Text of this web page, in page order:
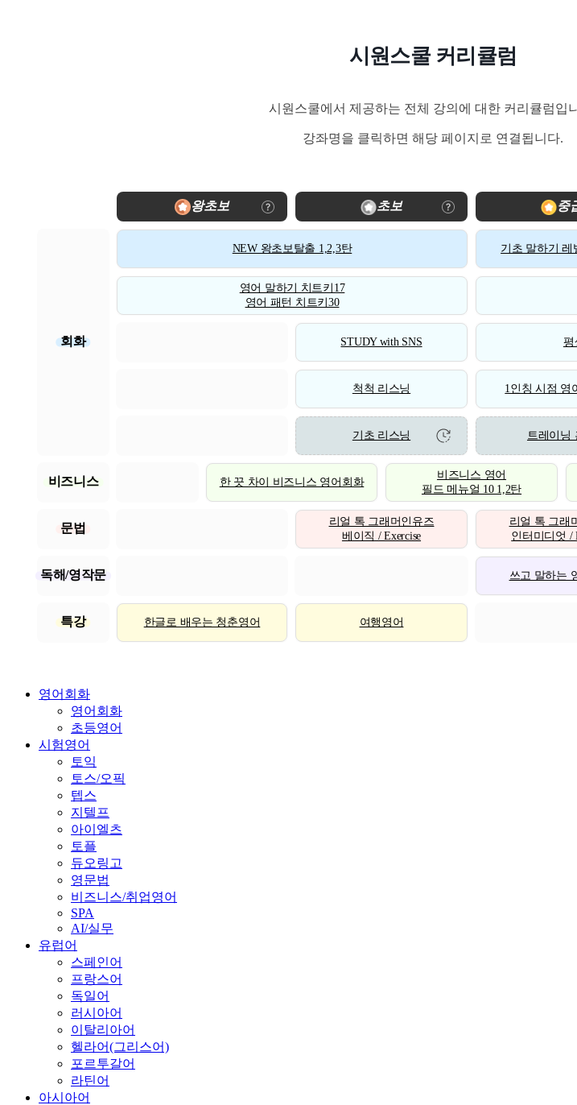
시원스쿨 커리큘럼
시원스쿨에서 제공하는 전체 강의에 대한 커리큘럼입
강좌명을 클릭하면 해당 페이지로 연결됩니다.
왕초보 초보 중
회화
NEW 왕초보탈출 1,2,3탄 기초 말하기 레
영어 말하기 치트키17
영어 패턴 치트키30
STUDY with SNS 평
척척 리스닝 1인칭 시점 영
기초 리스닝 트레이닝
비즈니스 한 끗 차이 비즈니스 영어회화
비즈니스 영어
필드 메뉴얼 10 1,2탄
문법
리얼 톡 그래머인유즈
베이직 / Exercise
리얼 톡 그래
인터미디엇 /
독해/영작문 쓰고 말하는
특강 한글로 배우는 청춘영어 여행영어
영어회화
영어회화
초등영어
시험영어
토익
토스/오픽
텝스
지텔프
아이엘츠
토플
듀오링고
영문법
비즈니스/취업영어
SPA
AI/실무
유럽어
스페인어
프랑스어
독일어
러시아어
이탈리아어
헬라어(그리스어)
포르투갈어
라틴어
아시아어